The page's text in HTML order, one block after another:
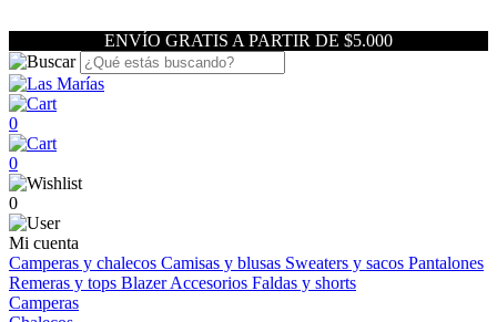
ENVÍO GRATIS A PARTIR DE $5.000
0
0
0
Mi cuenta
Camperas y chalecos Camisas y blusas Sweaters y sacos Pantalones
Remeras y tops BlazerAccesorios Faldas y shorts
Camperas